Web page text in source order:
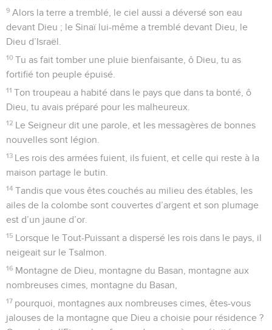
9 Alors la terre a tremblé, le ciel aussi a déversé son eau
devant Dieu ; le Sinaï lui-même a tremblé devant Dieu, le
Dieu d’Israël.
10 Tu as fait tomber une pluie bienfaisante, ô Dieu, tu as
fortifié ton peuple épuisé.
11 Ton troupeau a habité dans le pays que dans ta bonté, ô
Dieu, tu avais préparé pour les malheureux.
12 Le Seigneur dit une parole, et les messagères de bonnes
nouvelles sont légion.
13 Les rois des armées fuient, ils fuient, et celle qui reste à la
maison partage le butin.
14 Tandis que vous êtes couchés au milieu des étables, les
ailes de la colombe sont couvertes d’argent et son plumage
est d’un jaune d’or.
15 Lorsque le Tout-Puissant a dispersé les rois dans le pays, il
neigeait sur le Tsalmon.
16 Montagne de Dieu, montagne du Basan, montagne aux
nombreuses cimes, montagne du Basan,
17 pourquoi, montagnes aux nombreuses cimes, êtes-vous
jalouses de la montagne que Dieu a choisie pour résidence ?